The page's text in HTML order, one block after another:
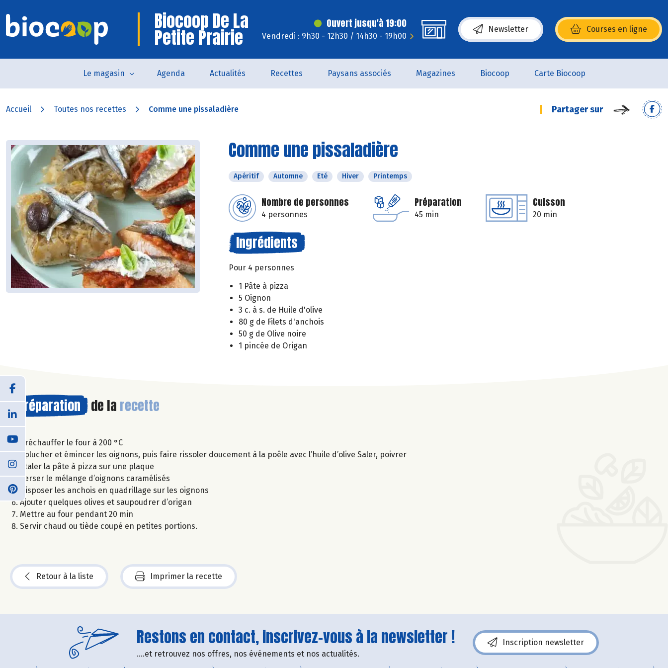
Biocoop De La
Petite Prairie
Ouvert jusqu'à 19:00
Vendredi : 9h30 - 12h30 / 14h30 - 19h00
Newsletter Courses en ligne
(s’ouvre dans une nouvelle fenêtre)
Le magasin Agenda Actualités Recettes Paysans associés Magazines Biocoop Carte Biocoop
Accueil Toutes nos recettes Comme une pissaladière Partager sur
Comme une pissaladière
Apéritif Automne Eté Hiver Printemps
Nombre de personnes
4 personnes
Préparation
45 min
Cuisson
20 min
Ingrédients
Pour 4 personnes
1 Pâte à pizza
5 Oignon
3 c. à s. de Huile d'olive
80 g de Filets d'anchois
50 g de Olive noire
1 pincée de Origan
Préparation de la recette
Préchauffer le four à 200 °C
Eplucher et émincer les oignons, puis faire rissoler doucement à la poêle avec l’huile d’olive Saler, poivrer
Etaler la pâte à pizza sur une plaque
Verser le mélange d’oignons caramélisés
Disposer les anchois en quadrillage sur les oignons
Ajouter quelques olives et saupoudrer d’origan
Mettre au four pendant 20 min
Servir chaud ou tiède coupé en petites portions.
Retour à la liste Imprimer la recette
Restons en contact, inscrivez-vous à la newsletter !
....et retrouvez nos offres, nos événements et nos actualités.
Inscription newsletter